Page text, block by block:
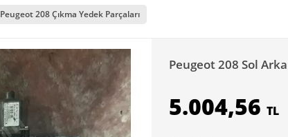
Peugeot 208 Çıkma Yedek Parçaları
Peugeot 208 Sol
5.004,56 TL